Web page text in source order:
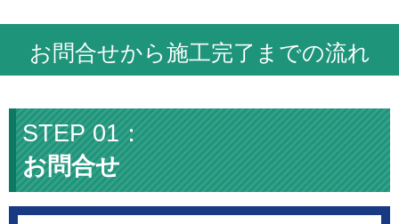
お問合せから施工完了までの流れ
お問合せ